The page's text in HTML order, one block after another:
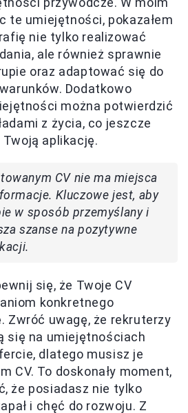
te umiejętności, pokazałem
nie tylko realizować
ale również sprawnie
oraz adaptować się do
Dodatkowo
można potwierdzić
z życia, co jeszcze
aplikację.
CV nie ma miejsca
Kluczowe jest, aby
w sposób przemyślany i
szanse na pozytywne
się, że Twoje CV
konkretnego
Zwróć uwagę, że rekruterzy
się na umiejętnościach
dlatego musisz je
CV. To doskonały moment,
że posiadasz nie tylko
i chęć do rozwoju. Z